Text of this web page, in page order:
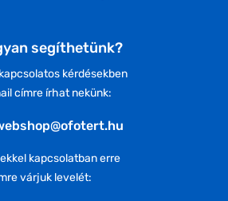
segíthetünk?
kérdésekben
címre írhat nekünk:
kapcsolatban erre
várjuk levelét: